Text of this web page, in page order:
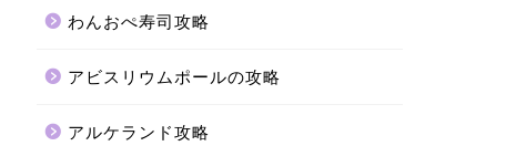
わんおぺ寿司攻略
アビスリウムポールの攻略
アルケランド攻略